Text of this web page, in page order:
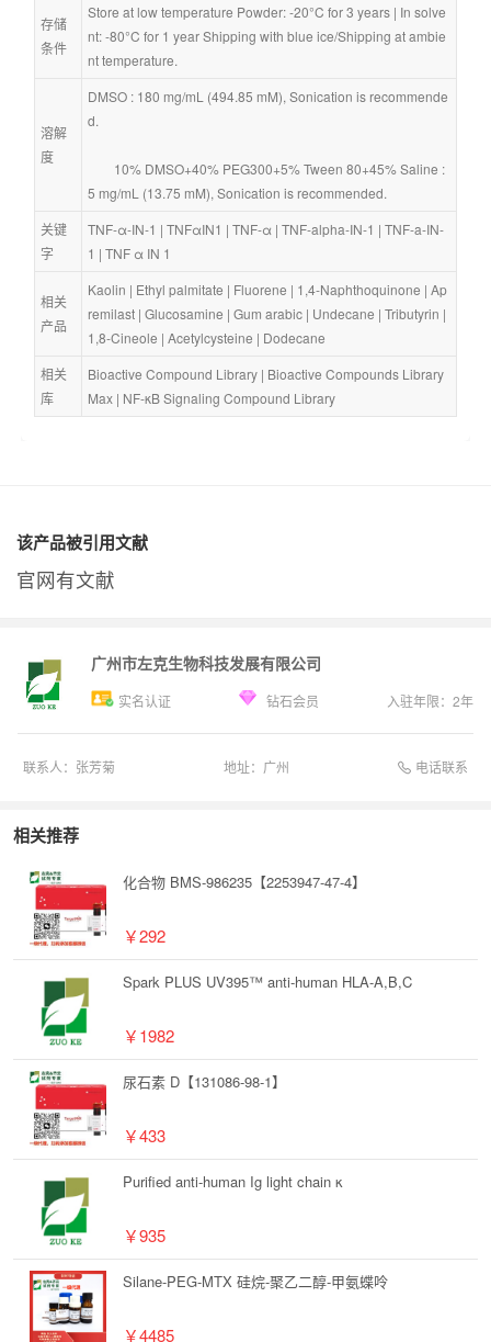
存储
条件
Store at low temperature Powder: -20°C for 3 years | In solve
nt: -80°C for 1 year Shipping with blue ice/Shipping at ambie
nt temperature.
溶解
度
DMSO : 180 mg/mL (494.85 mM), Sonication is recommende
d.
5 mg/mL (13.75 mM), Sonication is recommended.
关键
字
TNF-α-IN-1 | TNFαIN1 | TNF-α | TNF-alpha-IN-1 | TNF-a-IN-
1 | TNF α IN 1
相关
产品
Kaolin | Ethyl palmitate | Fluorene | 1,4-Naphthoquinone | Ap
remilast | Glucosamine | Gum arabic | Undecane | Tributyrin
1,8-Cineole | Acetylcysteine | Dodecane
相关
库
Bioactive Compound Library | Bioactive Compounds Library
Max | NF-κB Signaling Compound Library
该产品被引用文献
官网有文献
广州市左克生物科技发展有限公司
实名认证 钻石会员 入驻年限： 2年
联系人： 张芳菊 地址： 广州 电话联系
相关推荐
化合物 BMS-986235【2253947-47-4】
￥292
Spark PLUS UV395™ anti-human HLA-A,B,C
￥1982
尿石素 D【131086-98-1】
￥433
Purified anti-human Ig light chain κ
￥935
Silane-PEG-MTX 硅烷-聚乙二醇-甲氨蝶呤
￥4485